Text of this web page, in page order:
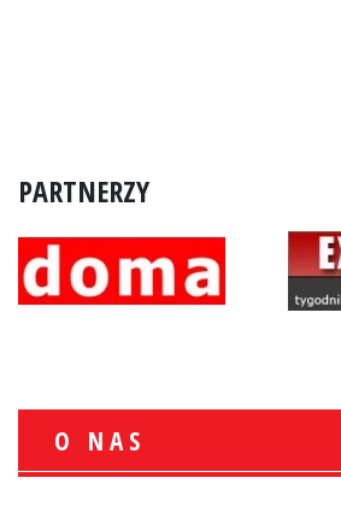
PARTNERZY
O NAS